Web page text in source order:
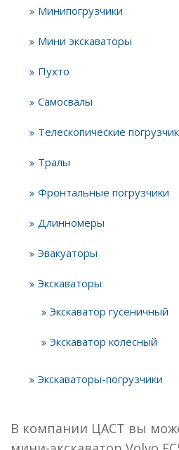
Минипогрузчики
Мини экскаваторы
Пухто
Самосвалы
Телескопические
Тралы
Фронтальные погрузчики
Длинномеры
Эвакуаторы
Экскаваторы
Экскаватор гусеничный
Экскаватор колесный
Экскаваторы-погрузчики
В компании ЦАСТ вы